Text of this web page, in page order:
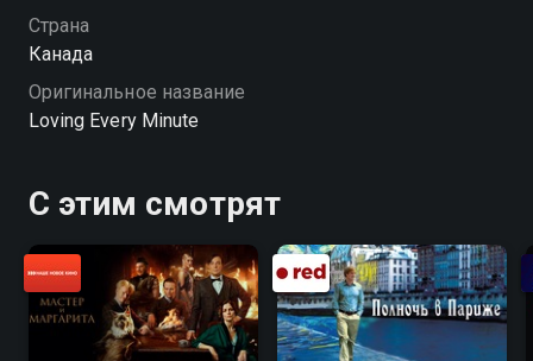
Страна
Канада
Оригинальное название
Loving Every Minute
С этим смотрят